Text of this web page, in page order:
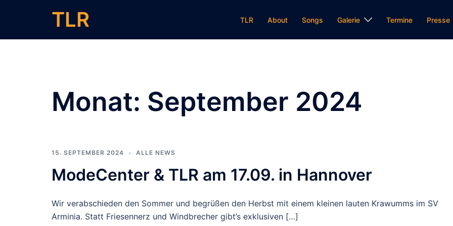
TLR TLR About Songs Galerie Termine Presse
Monat: September 2024
15. SEPTEMBER 2024 ALLE NEWS
ModeCenter & TLR am 17.09. in Hannover
Wir verabschieden den Sommer und begrüßen den Herbst mit einem kleinen lauten Krawumms im SV
Arminia. Statt Friesennerz und Windbrecher gibt’s exklusiven […]